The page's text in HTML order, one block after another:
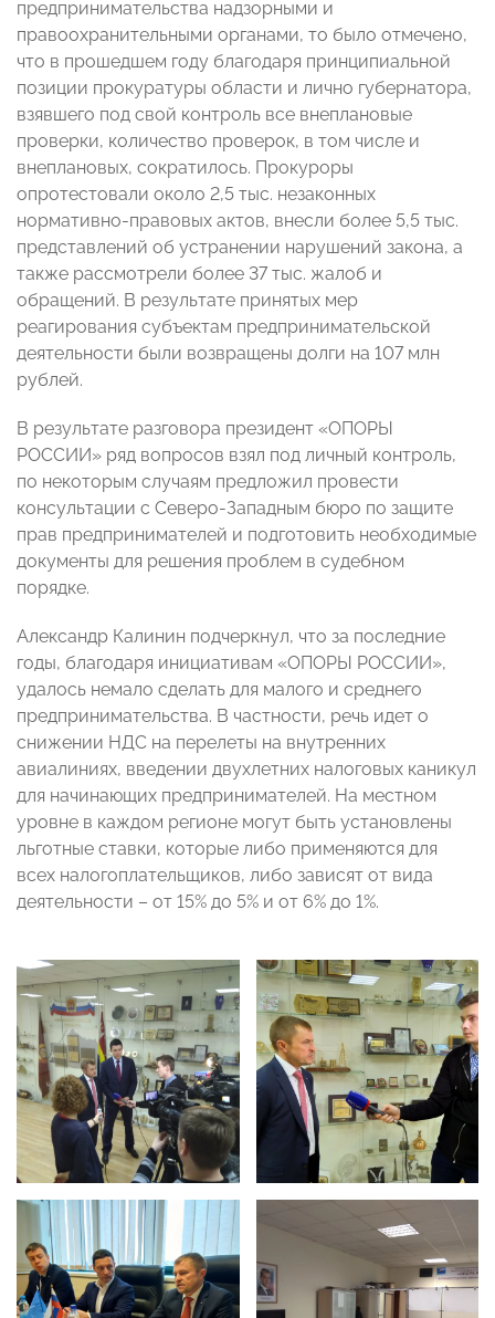
предпринимательства надзорными и
правоохранительными органами, то было отмечено,
что в прошедшем году благодаря принципиальной
позиции прокуратуры области и лично губернатора,
взявшего под свой контроль все внеплановые
проверки, количество проверок, в том числе и
внеплановых, сократилось. Прокуроры
опротестовали около 2,5 тыс. незаконных
нормативно-правовых актов, внесли более 5,5 тыс.
представлений об устранении нарушений закона, а
также рассмотрели более 37 тыс. жалоб и
обращений. В результате принятых мер
реагирования субъектам предпринимательской
деятельности были возвращены долги на 107 млн
рублей.
В результате разговора президент «ОПОРЫ
РОССИИ» ряд вопросов взял под личный контроль,
по некоторым случаям предложил провести
консультации с Северо-Западным бюро по защите
прав предпринимателей и подготовить необходимые
документы для решения проблем в судебном
порядке.
Александр Калинин подчеркнул, что за последние
годы, благодаря инициативам «ОПОРЫ РОССИИ»,
удалось немало сделать для малого и среднего
предпринимательства. В частности, речь идет о
снижении НДС на перелеты на внутренних
авиалиниях, введении двухлетних налоговых каникул
для начинающих предпринимателей. На местном
уровне в каждом регионе могут быть установлены
льготные ставки, которые либо применяются для
всех налогоплательщиков, либо зависят от вида
деятельности – от 15% до 5% и от 6% до 1%.